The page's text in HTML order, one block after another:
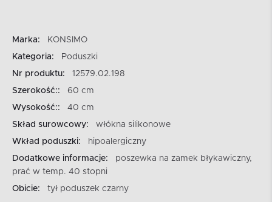
Marka:
KONSIMO
Kategoria:
Poduszki
Nr produktu:
12579.02.198
Szerokość::
60 cm
Wysokość::
40 cm
Skład surowcowy:
włókna silikonowe
Wkład poduszki:
hipoalergiczny
Dodatkowe informacje:
poszewka na zamek błykawiczny,
prać w temp. 40 stopni
Obicie:
tył poduszek czarny